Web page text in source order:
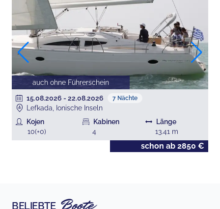
auch ohne Führerschein
15.08.2026 - 22.08.2026 7 Nächte
Lefkada, Ionische Inseln
Kojen
10(+0)
Kabinen
4
Länge
13.41 m
schon ab 2850 €
BELIEBTE